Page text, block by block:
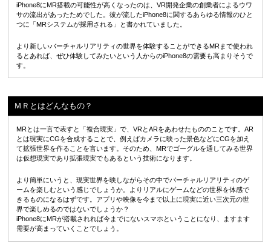
iPhone8にMR搭載の可能性が高くなったのは、VR開発企業の創業者によるウワ
サの流出があったためでした。彼が流したiPhone8に関するあらゆる情報のひと
つに「MRシステムが採用される」と書かれていました。
より新しいバーチャルリアリティの世界を体験することができるMRまで使われ
るとあれば、ぜひ体験してみたいという人からのiPhone8の需要も高まりそうで
す。
ＭＲとはどんなもの？
MRとは一言で表すと「複合現実」で、VRとARをあわせたもののことです。AR
とは現実にCGを合成することで、例えばカメラに映った景色などにCGを加え
て拡張世界を作ることを言います。そのため、MRでゴーグルを通してみる世界
は仮想現実であり拡張現実でもあるという技術になります。
より簡単にいうと、現実世界を映しながらその中でバーチャルリアリティのゲ
ームを楽しむという感じでしょうか。よりリアルにゲームなどの世界を体感で
きるものになるはずです。アプリや映像を今まで以上に現実に近い三次元の世
界で楽しめるのではないでしょうか？
iPhone8にMRが搭載されれば今までにないスマホということになり、ますます
需要が高まっていくことでしょう。